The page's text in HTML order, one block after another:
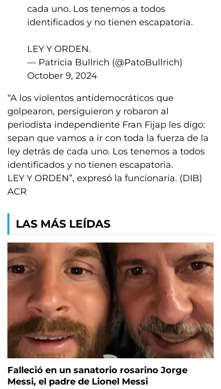
cada uno. Los tenemos a todos
identificados y no tienen escapatoria.
LEY Y ORDEN.
— Patricia Bullrich (@PatoBullrich)
October 9, 2024
“A los violentos antidemocráticos que
golpearon, persiguieron y robaron al
periodista independiente Fran Fijap les digo:
sepan que vamos a ir con toda la fuerza de la
ley detrás de cada uno. Los tenemos a todos
identificados y no tienen escapatoria.
LEY Y ORDEN”, expresó la funcionaria. (DIB)
ACR
LAS MÁS LEÍDAS
Falleció en un sanatorio rosarino Jorge
Messi, el padre de Lionel Messi